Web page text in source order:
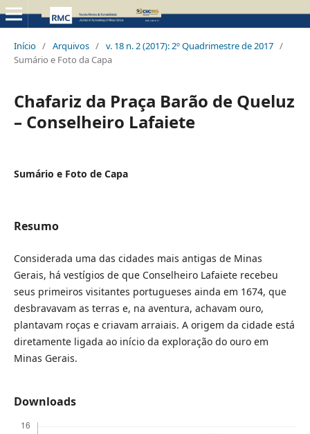
Início / Arquivos / v. 18 n. 2 (2017): 2º Quadrimestre de 2017 /
Sumário e Foto da Capa
Chafariz da Praça Barão de Queluz
– Conselheiro Lafaiete
Sumário e Foto de Capa
Resumo
Considerada uma das cidades mais antigas de Minas
Gerais, há vestígios de que Conselheiro Lafaiete recebeu
seus primeiros visitantes portugueses ainda em 1674, que
desbravavam as terras e, na aventura, achavam ouro,
plantavam roças e criavam arraiais. A origem da cidade está
diretamente ligada ao início da exploração do ouro em
Minas Gerais.
Downloads